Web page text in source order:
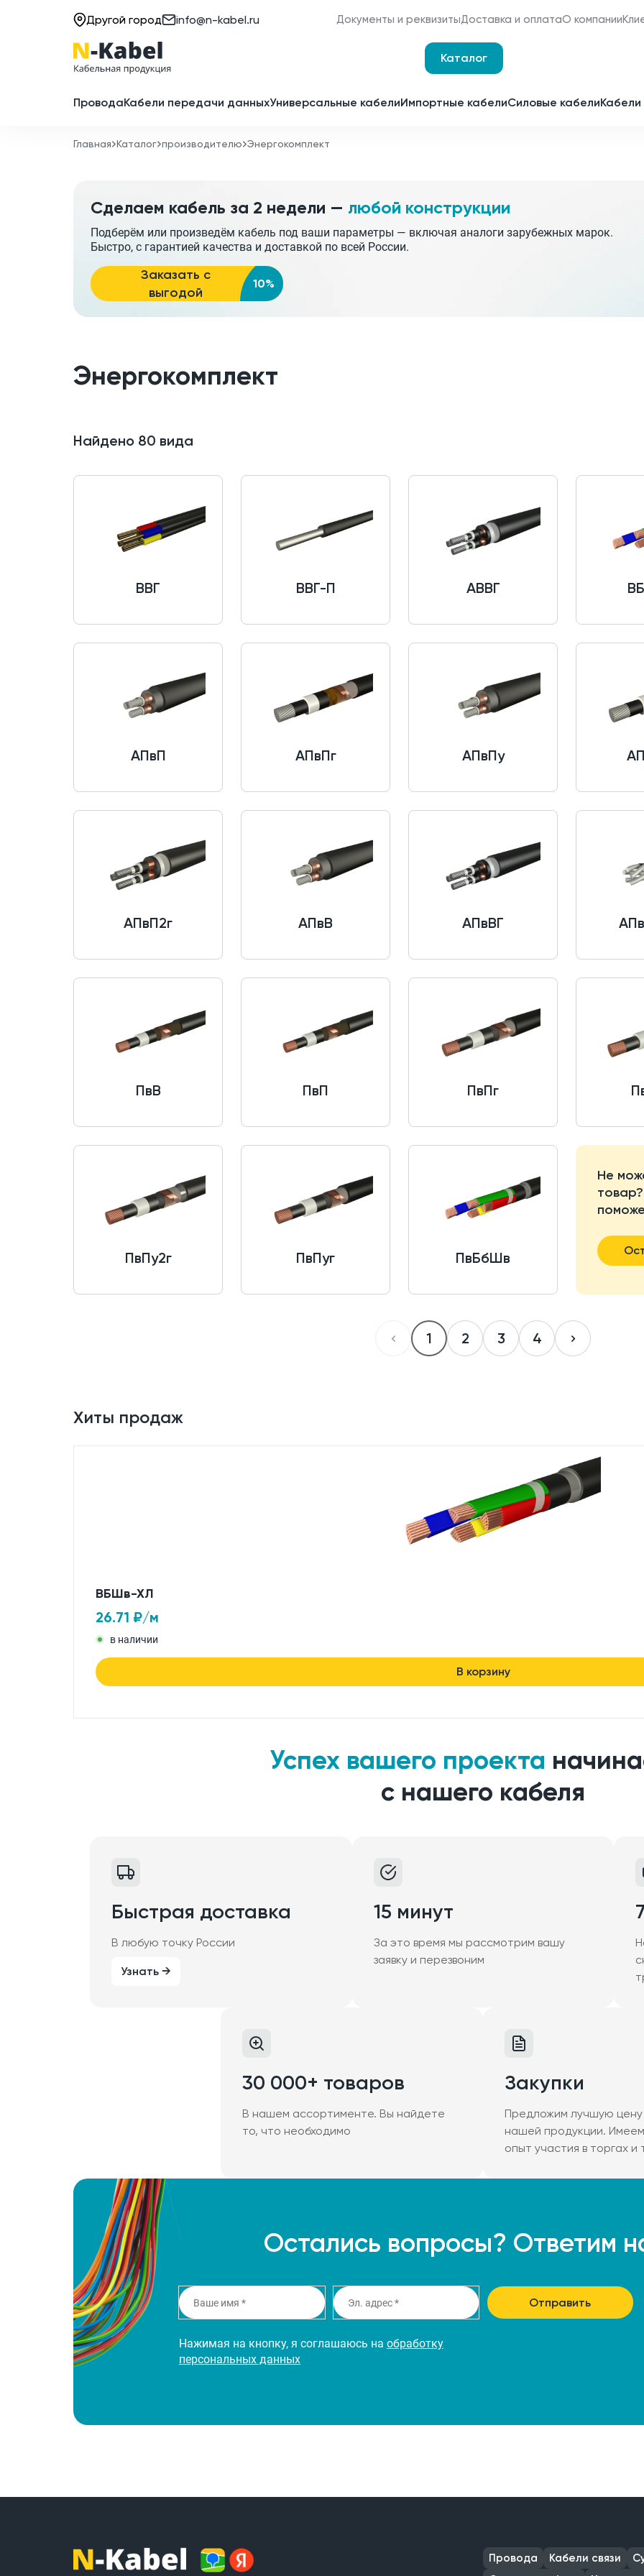
Другой город info@n-kabel.ru Документы и реквизитыДоставка и оплатаО компании
Наши сертификаты
Оплата и доставка
Получить
Каталог
ПроводаКабели передачи данныхУниверсальные кабелиИмпортные кабелиСиловые кабелиКабели
Главная Каталог производителю Энергокомплект
Сделаем кабель за 2 недели — любой конструкции
Подберём или произведём кабель под ваши параметры — включая аналоги зарубежных марок.
Быстро, с гарантией качества и доставкой по всей России.
Заказать с
выгодой
10%
Энергокомплект
Найдено 80 вида
ВВГ ВВГ-П АВВГ
АПвП АПвПг АПвПу
АПвП2г АПвВ АПвВГ
ПвВ ПвП ПвПг
ПвПу2г ПвПуг ПвБбШв
Не
1 2 3 4
Хиты продаж
ВБШв-ХЛ
26.71 ₽/м
в наличии
В корзину
Успех вашего проекта
с нашего кабеля
Быстрая доставка
В любую точку России
Узнать →
15 минут
За это время мы рассмотрим вашу
заявку и перезвоним
30 000+ товаров
В нашем ассортименте. Вы найдете
то, что необходимо
Закупки
Предложим лучшую цену
нашей продукции.
опыт участия в торгах и
Остались вопросы? Ответим
Отправить
Нажимая на кнопку, я соглашаюсь на обработку
персональных данных
Провода Кабели связи